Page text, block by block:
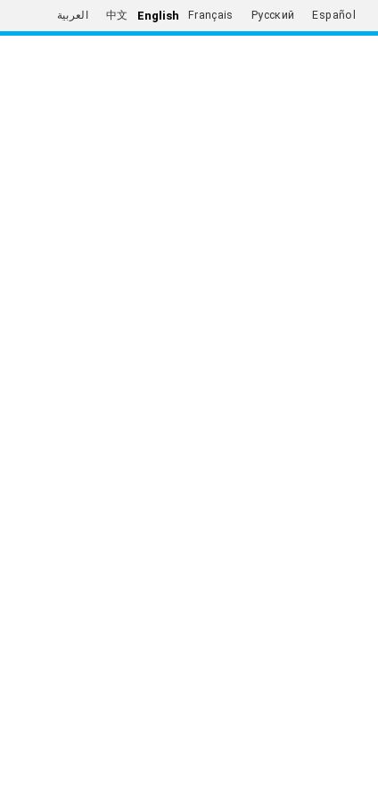
العربية 中文 English Français Русский Español